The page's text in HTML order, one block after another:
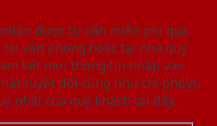
được tư vấn miễn phí qua
văn phòng hoặc tại nhà quý
kết mọi thông tin nhập vào
tuyệt đối cũng như chỉ phục vụ
nhất của quý khách tại đây.